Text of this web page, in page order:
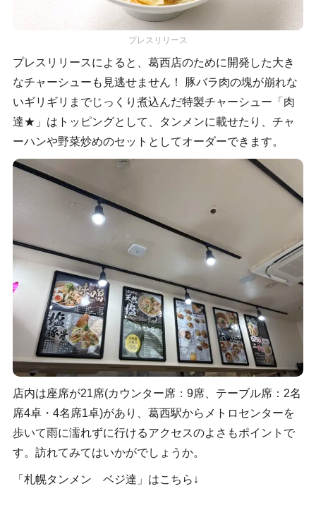
プレスリリース
プレスリリースによると、葛西店のために開発した大き
なチャーシューも見逃せません！ 豚バラ肉の塊が崩れな
いギリギリまでじっくり煮込んだ特製チャーシュー「肉
達★」はトッピングとして、タンメンに載せたり、チャ
ーハンや野菜炒めのセットとしてオーダーできます。
店内は座席が21席(カウンター席：9席、テーブル席：2名
席4卓・4名席1卓)があり、葛西駅からメトロセンターを
歩いて雨に濡れずに行けるアクセスのよさもポイントで
す。訪れてみてはいかがでしょうか。
「札幌タンメン ベジ達」はこちら↓